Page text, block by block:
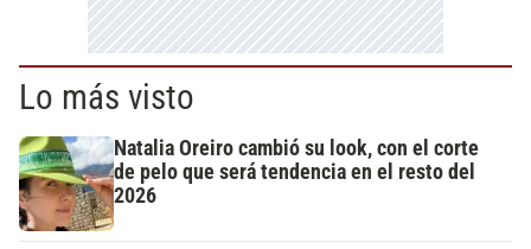
Lo más visto
Natalia Oreiro cambió su look, con el corte
de pelo que será tendencia en el resto del
2026